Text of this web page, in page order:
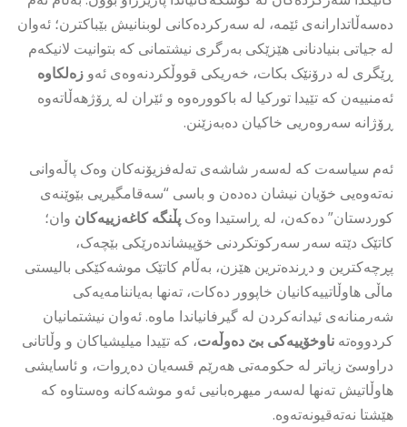
دەسەڵاتدارانەی ئێمە، لە سەرکردەکانی لوبنانیش بێباکترن؛ ئەوان
لە جیاتی بنیادنانی هێزێکی بەرگری نیشتمانی کە بتوانیت لانیکەم
ڕێگری لە درۆنێک بکات، خەریکی قووڵکردنەوەی ئەو زەلکاوە
ئەمنییەن کە تێیدا تورکیا لە باکوورەوە و ئێران لە ڕۆژهەڵاتەوە
ڕۆژانە سەروەریی خاکیان دەبەزێنن.
ئەم سیاسەت کە لەسەر شاشەی تەلەفزیۆنەکان وەک پاڵەوانی
نەتەوەیی خۆیان نیشان دەدەن و باسی “سەقامگیریی بێوێنەی
کوردستان” دەکەن، لە ڕاستیدا وەک پڵنگە کاغەزییەکان وان؛
کاتێک دێتە سەر سەرکوتکردنی خۆپیشاندەرێکی بێچەک،
پڕچەکترین و دڕندەترین هێزن، بەڵام کاتێک موشەکێکی بالیستی
ماڵی هاوڵاتییەکانیان خاپوور دەکات، تەنها بەیاننامەیەکی
شەرمنانەی ئیدانەکردن لە گیرفانیاندا ماوە. ئەوان نیشتمانیان
کردووەتە ناوخۆییەکی بێ دەوڵەت، کە تێیدا میلیشیاکان و وڵاتانی
دراوسێ زیاتر لە حکومەتی هەرێم قسەیان دەڕوات، و ئاسایشی
هاوڵاتیش تەنها لەسەر میهرەبانیی ئەو موشەکانە وەستاوە کە
هێشتا نەتەقیونەتەوە.